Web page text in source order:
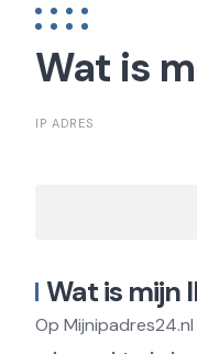
Wat is
IP ADRES
Wat is mijn
Op